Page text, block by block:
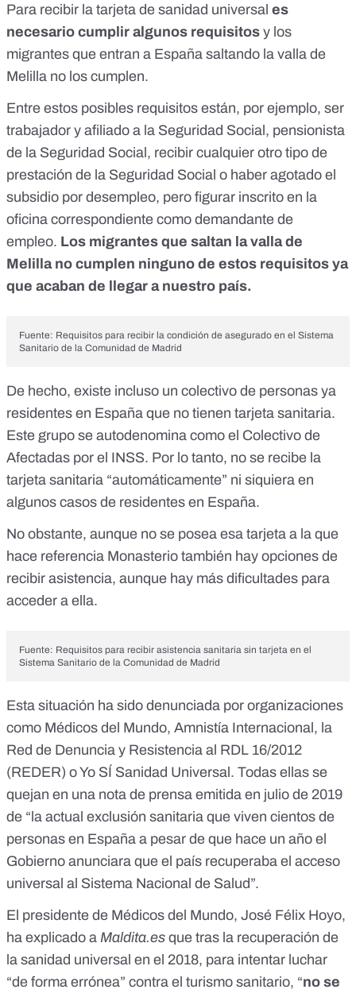
Para recibir la tarjeta de sanidad universal es
necesario cumplir algunos requisitos y los
migrantes que entran a España saltando la valla de
Melilla no los cumplen.
Entre estos posibles requisitos están, por ejemplo, ser
trabajador y afiliado a la Seguridad Social, pensionista
de la Seguridad Social, recibir cualquier otro tipo de
prestación de la Seguridad Social o haber agotado el
subsidio por desempleo, pero figurar inscrito en la
oficina correspondiente como demandante de
empleo. Los migrantes que saltan la valla de
Melilla no cumplen ninguno de estos requisitos ya
que acaban de llegar a nuestro país.
Fuente: Requisitos para recibir la condición de asegurado en el Sistema
Sanitario de la Comunidad de Madrid
De hecho, existe incluso un colectivo de personas ya
residentes en España que no tienen tarjeta sanitaria.
Este grupo se autodenomina como el Colectivo de
Afectadas por el INSS. Por lo tanto, no se recibe la
tarjeta sanitaria “automáticamente” ni siquiera en
algunos casos de residentes en España.
No obstante, aunque no se posea esa tarjeta a la que
hace referencia Monasterio también hay opciones de
recibir asistencia, aunque hay más dificultades para
acceder a ella.
Fuente: Requisitos para recibir asistencia sanitaria sin tarjeta en el
Sistema Sanitario de la Comunidad de Madrid
Esta situación ha sido denunciada por organizaciones
como Médicos del Mundo, Amnistía Internacional, la
Red de Denuncia y Resistencia al RDL 16/2012
(REDER) o Yo SÍ Sanidad Universal. Todas ellas se
quejan en una nota de prensa emitida en julio de 2019
de “la actual exclusión sanitaria que viven cientos de
personas en España a pesar de que hace un año el
Gobierno anunciara que el país recuperaba el acceso
universal al Sistema Nacional de Salud”.
El presidente de Médicos del Mundo, José Félix Hoyo,
ha explicado a Maldita.es que tras la recuperación de
la sanidad universal en el 2018, para intentar luchar
“de forma errónea” contra el turismo sanitario, “no se